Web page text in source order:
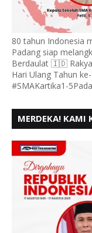
80 tahun Indonesia
Padang siap
Berdaulat 🇮🇩
Hari Ulang Tahun
#SMAKartika1-
MERDEKA! KAMI